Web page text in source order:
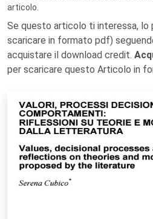
articolo.
Se questo articolo ti interessa, lo
scaricare in formato pdf)
acquistare il download credit.
per scaricare questo Articolo in